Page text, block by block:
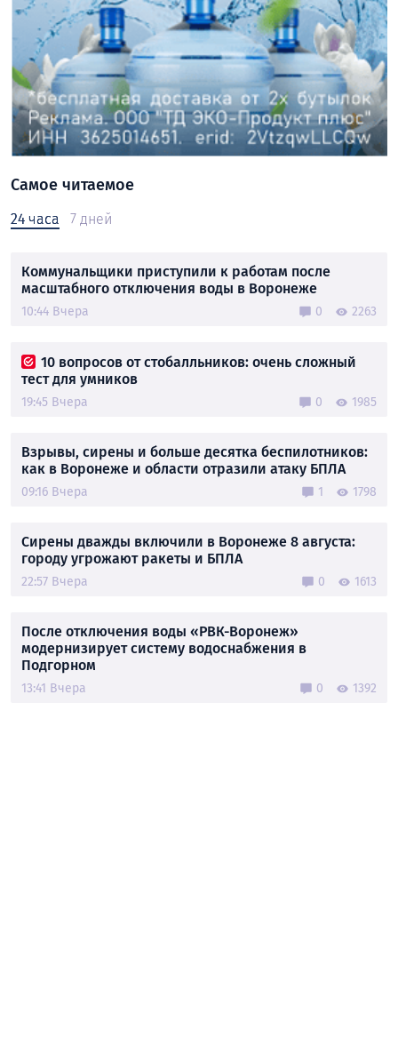
Самое читаемое
24 часа 7 дней
Коммунальщики приступили к работам после
масштабного отключения воды в Воронеже
10:44 Вчера 0 2263
10 вопросов от стобалльников: очень сложный
тест для умников
19:45 Вчера 0 1985
Взрывы, сирены и больше десятка беспилотников:
как в Воронеже и области отразили атаку БПЛА
09:16 Вчера 1 1798
Сирены дважды включили в Воронеже 8 августа:
городу угрожают ракеты и БПЛА
22:57 Вчера 0 1613
После отключения воды «РВК-Воронеж»
модернизирует систему водоснабжения в
Подгорном
13:41 Вчера 0 1392